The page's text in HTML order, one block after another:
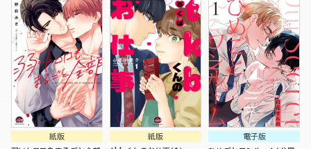
紙版
紙版
電子版